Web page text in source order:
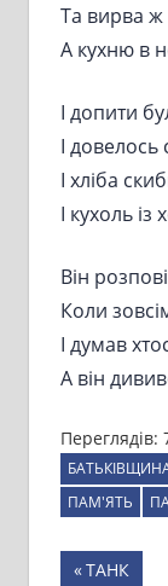
Та вирва ж
А кухню в
І допити
І довелось
І хліба
І кухоль
Він
Коли
І думав
А він
Переглядів:
ПАМ'ЯТЬ
Previous
ТАНК